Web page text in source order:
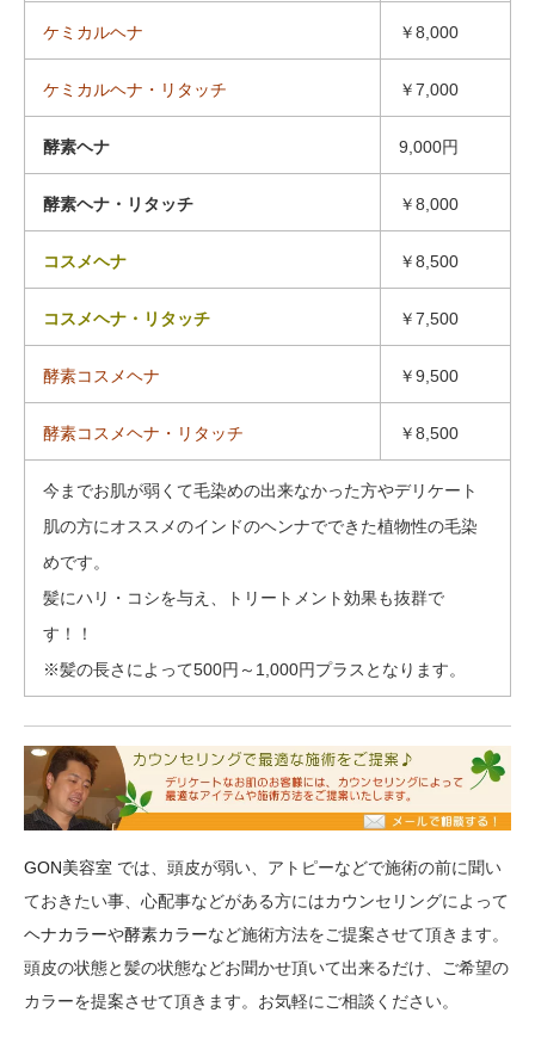
ケミカルヘナ ￥8,000
ケミカルヘナ・リタッチ ￥7,000
酵素ヘナ 9,000円
酵素ヘナ・リタッチ ￥8,000
コスメヘナ ￥8,500
コスメヘナ・リタッチ ￥7,500
酵素コスメヘナ ￥9,500
酵素コスメヘナ・リタッチ ￥8,500
今までお肌が弱くて毛染めの出来なかった方やデリケート
肌の方にオススメのインドのヘンナでできた植物性の毛染
めです。
髪にハリ・コシを与え、トリートメント効果も抜群で
す！！
※髪の長さによって500円～1,000円プラスとなります。
GON美容室 では、頭皮が弱い、アトピーなどで施術の前に聞い
ておきたい事、心配事などがある方にはカウンセリングによって
ヘナカラーや酵素カラーなど施術方法をご提案させて頂きます。
頭皮の状態と髪の状態などお聞かせ頂いて出来るだけ、ご希望の
カラーを提案させて頂きます。お気軽にご相談ください。